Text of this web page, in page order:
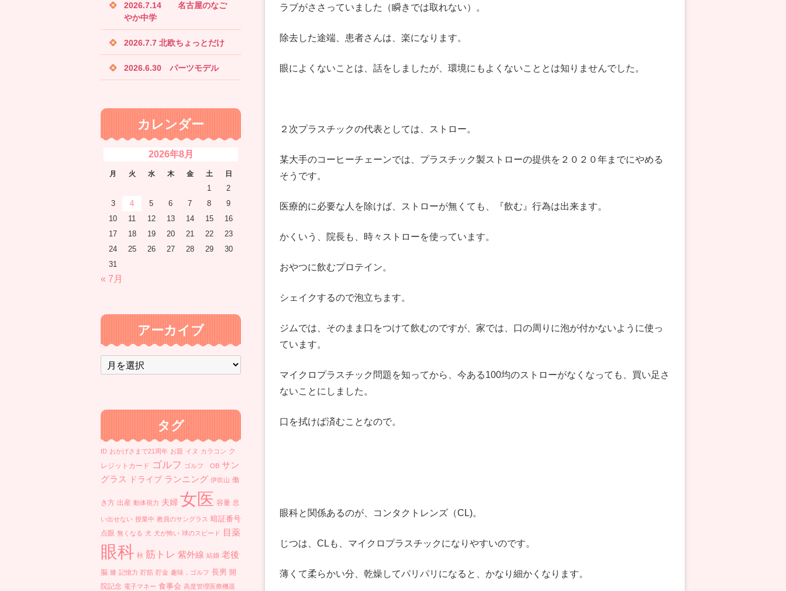
ラブがささっていました（瞬きでは取れない）。
除去した途端、患者さんは、楽になります。
眼によくないことは、話をしましたが、環境にもよくないこととは知りませんでした。
２次プラスチックの代表としては、ストロー。
某大手のコーヒーチェーンでは、プラスチック製ストローの提供を２０２０年までにやめる
そうです。
医療的に必要な人を除けば、ストローが無くても、『飲む』行為は出来ます。
かくいう、院長も、時々ストローを使っています。
おやつに飲むプロテイン。
シェイクするので泡立ちます。
ジムでは、そのまま口をつけて飲むのですが、家では、口の周りに泡が付かないように使っ
ています。
マイクロプラスチック問題を知ってから、今ある100均のストローがなくなっても、買い足さ
ないことにしました。
口を拭けば済むことなので。
眼科と関係あるのが、コンタクトレンズ（CL)。
じつは、CLも、マイクロプラスチックになりやすいのです。
薄くて柔らかい分、乾燥してパリパリになると、かなり細かくなります。
2026.7.14 名古屋のなご
やか中学
2026.7.7 北欧ちょっとだけ
2026.6.30 パーツモデル
カレンダー
2026年8月
月 火 水 木 金 土 日
1
2
3
4 5 6 7 8
9
10
11 12 13 14 15
16
17
18 19 20 21 22
23
24
25 26 27 28 29
30
31
« 7月
アーカイブ
ア
ー
ブ
タグ
ID おかげさまで21周年 お題 イヌ カラコン ク
レジットカード ゴルフ ゴルフ OB サン
グラス
ドライブ ランニング 伊吹山 働
き方 出産 動体視力 夫婦 女医 容量 思
い出せない 授業中 教員のサングラス 暗証番号
点眼 無くなる 犬 犬が怖い 球のスピード 目薬
眼科 秋 筋トレ 紫外線 結婚 老後
脳 膝 記憶力 貯筋 貯金 趣味，ゴルフ 長男 開
院記念 電子マネー 食事会 高度管理医療機器